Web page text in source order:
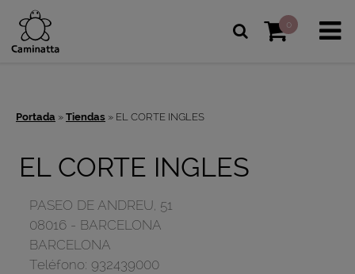
0
Portada » Tiendas » EL CORTE INGLES
EL CORTE INGLES
PASEO DE ANDREU, 51
08016- BARCELONA
BARCELONA
Teléfono: 932439000